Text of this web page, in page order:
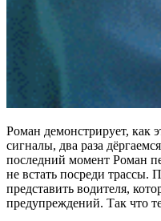
Роман демонстрирует, как
сигналы, два раза
последний момент Роман
не встать посреди трассы.
представить водителя,
предупреждений. Так что